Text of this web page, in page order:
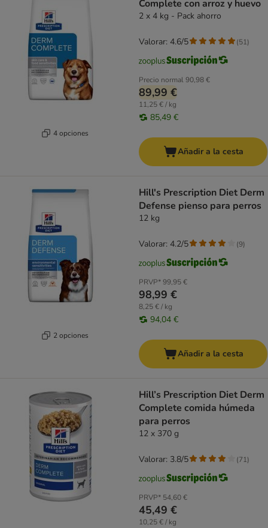
4 opciones
Complete con arroz y huevo
2 x 4 kg - Pack ahorro
Precio normal90,98 €
89,99 €
11,25 € / kg
85,49 €
Valorar: 4.6/5 (51)
Añadir a la cesta
2 opciones
Hill's Prescription Diet Derm
Defense pienso para perros
12 kg
PRVP*99,95 €
98,99 €
8,25 € / kg
94,04 €
Valorar: 4.2/5 (9)
Añadir a la cesta
Hill’s Prescription Diet Derm
Complete comida húmeda
para perros
12 x 370 g
PRVP* 54,60 €
45,49 €
10,25 € / kg
Valorar: 3.8/5 (71)